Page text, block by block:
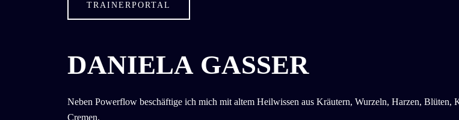
TRAINERPORTAL
DANIELA GASSER
Neben Powerflow beschäftige ich mich mit altem Heilwissen aus Kräutern, Wurzeln, Harzen, Blüten,
Cremen.